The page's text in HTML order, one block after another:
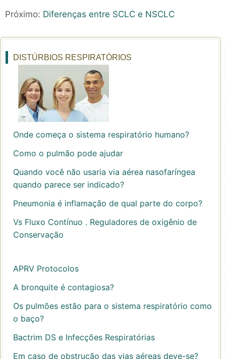
Próximo: Diferenças entre SCLC e NSCLC
DISTÚRBIOS RESPIRATÓRIOS
Onde começa o sistema respiratório humano?
Como o pulmão pode ajudar
Quando você não usaria via aérea nasofaríngea
quando parece ser indicado?
Pneumonia é inflamação de qual parte do corpo?
Vs Fluxo Contínuo . Reguladores de oxigênio de
Conservação
APRV Protocolos
A bronquite é contagiosa?
Os pulmões estão para o sistema respiratório como
o baço?
Bactrim DS e Infecções Respiratórias
Em caso de obstrução das vias aéreas deve-se?